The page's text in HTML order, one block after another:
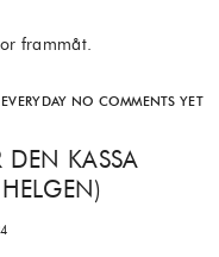
frammåt.
EVERYDAY NO COMMENTS YET
DEN KASSA